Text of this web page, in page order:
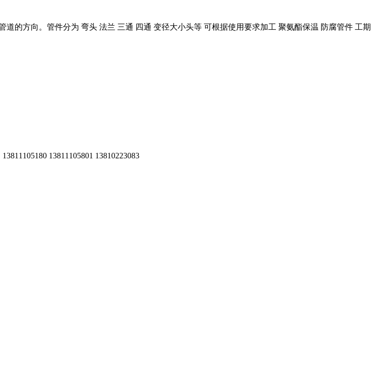
的方向。管件分为 弯头 法兰 三通 四通 变径大小头等 可根据使用要求加工 聚氨酯保温 防腐管件 工期
13811105801 13810223083